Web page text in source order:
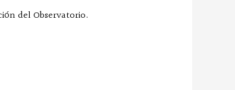
del Observatorio.